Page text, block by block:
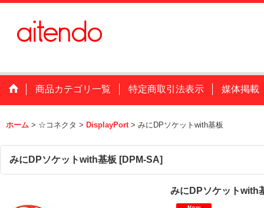
商品カテゴリ一覧 特定商取引法表示 媒体掲載
ホーム > ☆コネクタ > DisplayPort > みにDPソケットwith基板
みにDPソケットwith基板 [DPM-SA]
みにDPソケットwith